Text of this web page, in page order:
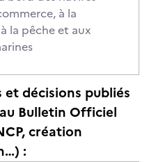
à la
la pêche et aux
décisions publiés
Bulletin Officiel
création
: